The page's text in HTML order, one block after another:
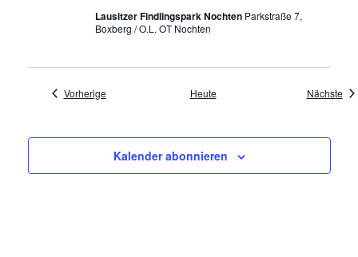
Lausitzer Findlingspark Nochten Parkstraße 7,
Boxberg / O.L. OT Nochten
VorherigeVeranstaltungen Heute Nächste
Kalender abonnieren